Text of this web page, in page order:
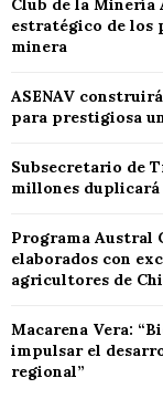
Club de la Minería
estratégico de los
minera
ASENAV
para prestigiosa
Subsecretario de
millones duplicará
Programa Austral
elaborados con
agricultores de
Macarena Vera:
impulsar el
regional”